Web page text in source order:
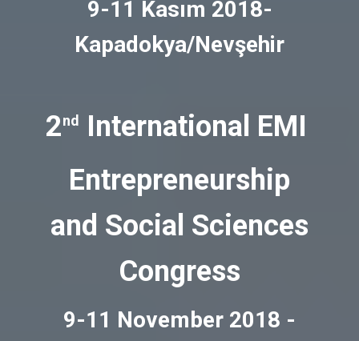
9-11 Kasım 2018-
Kapadokya/Nevşehir
2nd
International EMI
Entrepreneurship
and Social Sciences
Congress
9-11 November 2018 -